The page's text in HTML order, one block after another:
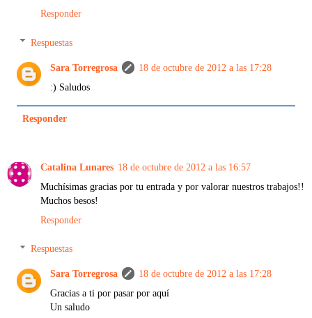
Responder
Respuestas
Sara Torregrosa
18 de octubre de 2012 a las 17:28
:) Saludos
Responder
Catalina Lunares 18 de octubre de 2012 a las 16:57
Muchísimas gracias por tu entrada y por valorar nuestros trabajos!!
Muchos besos!
Responder
Respuestas
Sara Torregrosa
18 de octubre de 2012 a las 17:28
Gracias a ti por pasar por aquí
Un saludo